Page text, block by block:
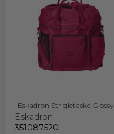
Eskadron Strigletaske Glossy
Eskadron
351087520